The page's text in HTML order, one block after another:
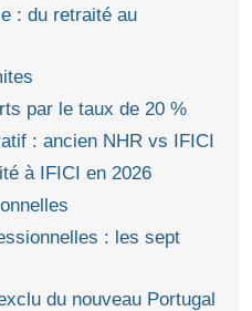
: du retraité au
par le taux de 20 %
: ancien NHR vs IFICI
à IFICI en 2026
: les sept
du nouveau Portugal